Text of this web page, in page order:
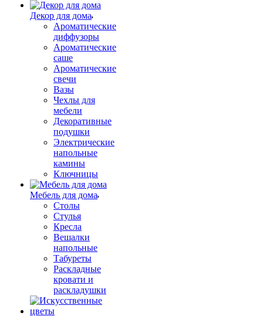
Декор для дома
Ароматические
диффузоры
Ароматические
саше
Ароматические
свечи
Вазы
Чехлы для
мебели
Декоративные
подушки
Электрические
напольные
камины
Ключницы
Мебель для дома
Столы
Стулья
Кресла
Вешалки
напольные
Табуреты
Раскладные
кровати и
раскладушки